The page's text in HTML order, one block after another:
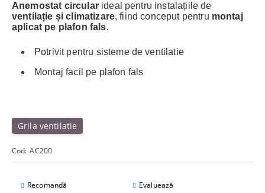
Anemostat circularideal pentru instalațiile de
ventilație și climatizare, fiind conceput pentru montaj
aplicat pe plafon fals.
Potrivit pentru sisteme de ventilatie
Montaj facil pe plafon fals
Grila ventilatie
Cod: AC200
Recomandă
Evaluează